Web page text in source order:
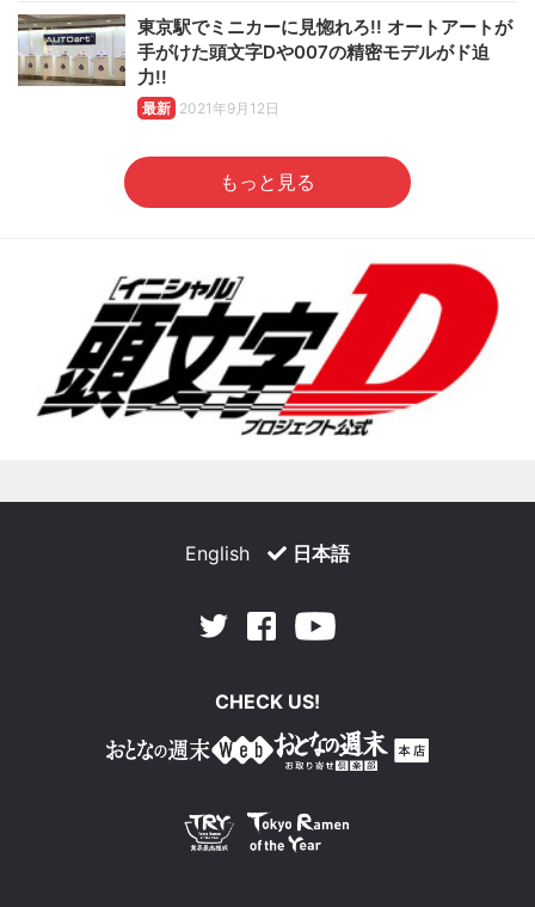
東京駅でミニカーに見惚れろ!! オートアートが
手がけた頭文字Dや007の精密モデルがド迫
力!!
最新 2021年9月12日
もっと見る
English 日本語
Twitter Facebook
CHECK US!